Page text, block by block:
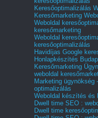
Keresőoptimalizálás
Keresőmarketing
Weboldal
keresőmarketing
Weboldal
keresőoptimalizálás
Havidíjas Google
Honlapkészítés
Keresőmarketing
weboldal
Marketing ügynökség
optimalizálás
Weboldal készítés és
Dwell time SEO :
Dwell time